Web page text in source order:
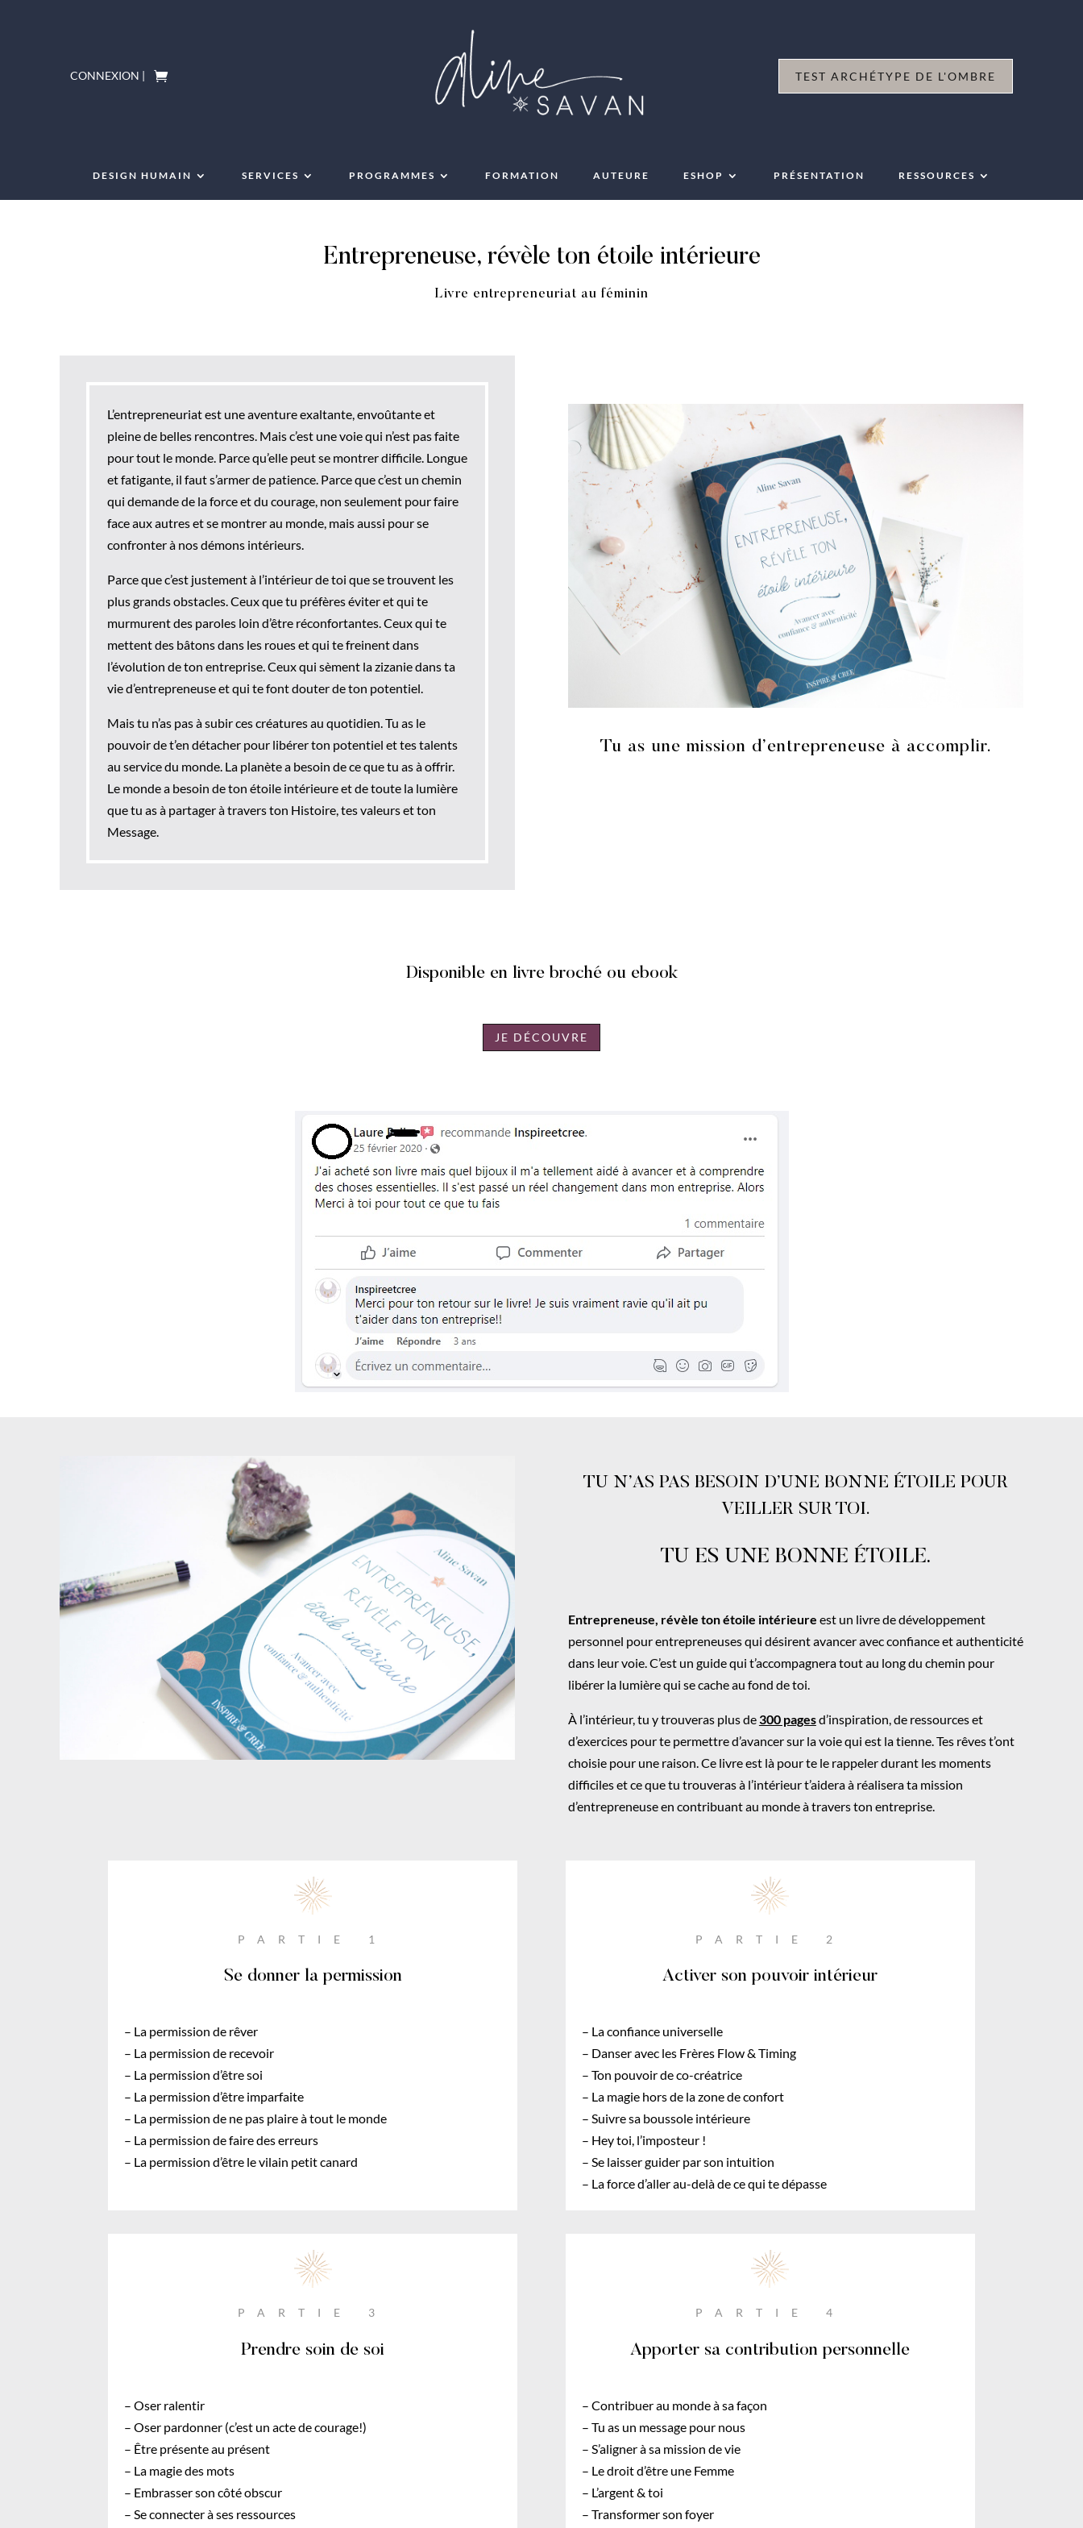
CONNEXION | TEST ARCHÉTYPE DE L'OMBRE
DESIGN HUMAIN SERVICES PROGRAMMES FORMATION AUTEURE ESHOP PRÉSENTATION RESSOURCES
Entrepreneuse, révèle ton étoile intérieure
Livre entrepreneuriat au féminin
L’entrepreneuriat est une aventure exaltante, envoûtante et
pleine de belles rencontres. Mais c’est une voie qui n’est pas faite
pour tout le monde. Parce qu’elle peut se montrer difficile. Longue
et fatigante, il faut s’armer de patience. Parce que c’est un chemin
qui demande de la force et du courage, non seulement pour faire
face aux autres et se montrer au monde, mais aussi pour se
confronter à nos démons intérieurs.
Parce que c’est justement à l’intérieur de toi que se trouvent les
plus grands obstacles. Ceux que tu préfères éviter et qui te
murmurent des paroles loin d’être réconfortantes. Ceux qui te
mettent des bâtons dans les roues et qui te freinent dans
l’évolution de ton entreprise. Ceux qui sèment la zizanie dans ta
vie d’entrepreneuse et qui te font douter de ton potentiel.
Mais tu n’as pas à subir ces créatures au quotidien. Tu as le
pouvoir de t’en détacher pour libérer ton potentiel et tes talents
au service du monde. La planète a besoin de ce que tu as à offrir.
Le monde a besoin de ton étoile intérieure et de toute la lumière
que tu as à partager à travers ton Histoire, tes valeurs et ton
Message.
Tu as une mission d’entrepreneuse à accomplir.
Disponible en livre broché ou ebook
JE DÉCOUVRE
TU N’AS PAS BESOIN D’UNE BONNE ÉTOILE POUR
VEILLER SUR TOI.
TU ES UNE BONNE ÉTOILE.
Entrepreneuse, révèle ton étoile intérieure est un livre de développement
personnel pour entrepreneusesqui désirent avancer avec confiance et authenticité
dans leur voie. C’est un guide qui t’accompagnera tout au long du chemin pour
libérer la lumière qui se cache au fond de toi.
À l’intérieur, tu y trouveras plus de 300 pagesd’inspiration, de ressources et
d’exercices pour te permettre d’avancer sur la voie qui est la tienne. Tes rêves t’ont
choisie pour une raison. Ce livre est là pour te le rappeler durant les moments
difficiles et ce que tu trouveras à l’intérieur t’aidera à réalisera ta mission
d’entrepreneuse en contribuant au monde à travers ton entreprise.
PARTIE 1
Se donner la permission
– La permission de rêver
– La permission de recevoir
– La permission d’être soi
– La permission d’être imparfaite
– La permission de ne pas plaire à tout le monde
– La permission de faire des erreurs
– La permission d’être le vilain petit canard
PARTIE 2
Activer son pouvoir intérieur
– La confiance universelle
– Danser avec les Frères Flow & Timing
– Ton pouvoir de co-créatrice
– La magie hors de la zone de confort
– Suivre sa boussole intérieure
– Hey toi, l’imposteur !
– Se laisser guider par son intuition
– La force d’aller au-delà de ce qui te dépasse
PARTIE 3
Prendre soin de soi
– Oser ralentir
– Oser pardonner (c’est un acte de courage!)
– Être présente au présent
– La magie des mots
– Embrasser son côté obscur
– Se connecter à ses ressources
PARTIE 4
Apporter sa contribution personnelle
– Contribuer au monde à sa façon
– Tu as un message pour nous
– S’aligner à sa mission de vie
– Le droit d’être une Femme
– L’argent & toi
– Transformer son foyer